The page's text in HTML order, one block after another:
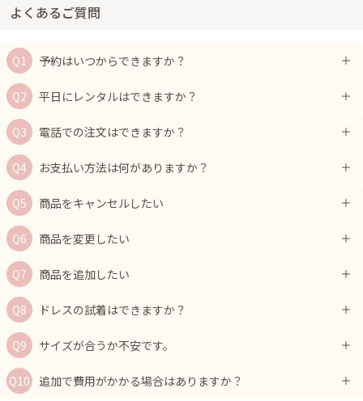
よくあるご質問
予約はいつからできますか？
平日にレンタルはできますか？
電話での注文はできますか？
お支払い方法は何がありますか？
商品をキャンセルしたい
商品を変更したい
商品を追加したい
ドレスの試着はできますか？
サイズが合うか不安です。
追加で費用がかかる場合はありますか？